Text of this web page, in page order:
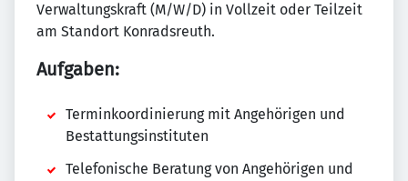
Verwaltungskraft (M/W/D) in Vollzeit oder Teilzeit
am Standort Konradsreuth.
Aufgaben:
Terminkoordinierung mit Angehörigen und
Bestattungsinstituten
Telefonische Beratung von Angehörigen und